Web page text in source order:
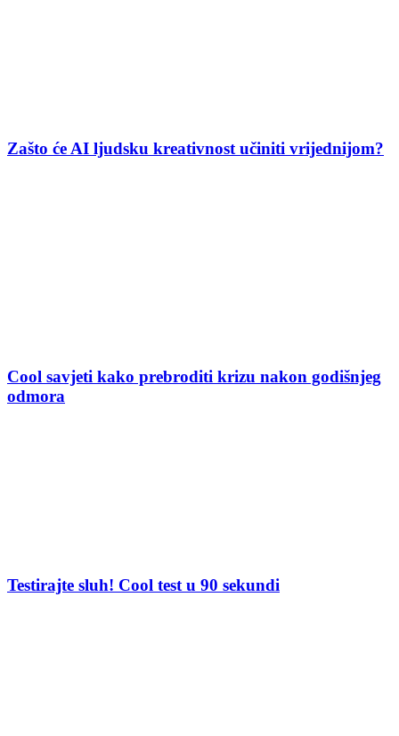
Zašto će AI ljudsku kreativnost učiniti vrijednijom?
Cool savjeti kako prebroditi krizu nakon godišnjeg
odmora
Testirajte sluh! Cool test u 90 sekundi